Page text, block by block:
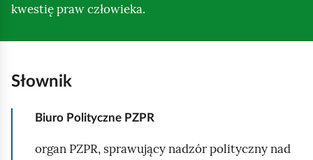
kwestię praw człowieka.
Słownik
Biuro Polityczne PZPR
organ PZPR, sprawujący nadzór polityczny nad